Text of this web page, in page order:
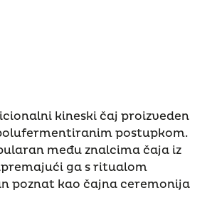
kineski čaj proizveden
postupkom.
među znalcima čaja iz
ga s ritualom
poznat kao čajna ceremonija